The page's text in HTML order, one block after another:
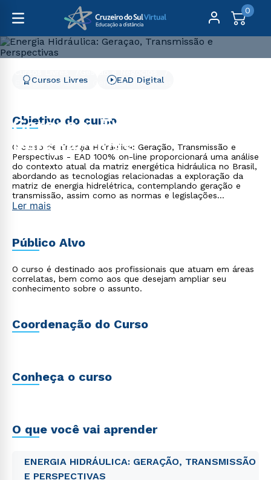
0
Energia Hidráulica: Geraçao, Transmissão e Perspectivas
Geraçao, Transmissão e
Perspectivas
Cursos Livres EAD Digital
Objetivo do curso
O curso de Energia Hidráulica: Geração, Transmissão e
Perspectivas - EAD 100% on-line proporcionará uma análise
do contexto atual da matriz energética hidráulica no Brasil,
abordando as tecnologias relacionadas a exploração da
matriz de energia hidrelétrica, contemplando geração e
transmissão, assim como as normas e legislações
pertinentes, contribuindo com sua formação continuada e
Ler mais
Público Alvo
O curso é destinado aos profissionais que atuam em áreas
correlatas, bem como aos que desejam ampliar seu
conhecimento sobre o assunto.
Coordenação do Curso
Conheça o curso
O que você vai aprender
ENERGIA HIDRÁULICA: GERAÇÃO, TRANSMISSÃO
E PERSPECTIVAS